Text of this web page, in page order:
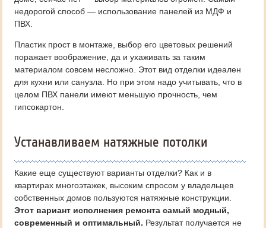
недорогой способ — использование панелей из МДФ и
ПВХ.
Пластик прост в монтаже, выбор его цветовых решений
поражает воображение, да и ухаживать за таким
материалом совсем несложно. Этот вид отделки идеален
для кухни или санузла. Но при этом надо учитывать, что в
целом ПВХ панели имеют меньшую прочность, чем
гипсокартон.
Устанавливаем натяжные потолки
Какие еще существуют варианты отделки? Как и в
квартирах многоэтажек, высоким спросом у владельцев
собственных домов пользуются натяжные конструкции.
Этот вариант исполнения ремонта самый модный,
современный и оптимальный. Результат получается не